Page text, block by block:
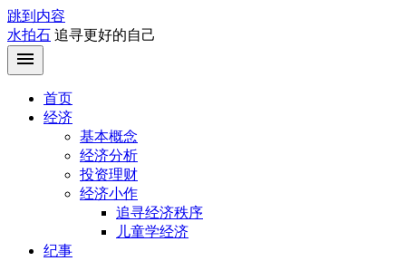
跳到内容
水拍石 追寻更好的自己
首页
经济
基本概念
经济分析
投资理财
经济小作
追寻经济秩序
儿童学经济
纪事